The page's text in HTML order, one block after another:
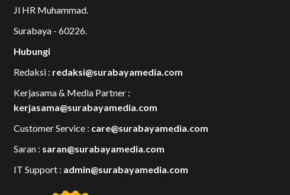
Jl HR Muhammad.
Surabaya - 60226.
Hubungi
Redaksi : redaksi@surabayamedia.com
Kerjasama & Media Partner :
kerjasama@surabayamedia.com
Customer Service : care@surabayamedia.com
Saran : saran@surabayamedia.com
IT Support : admin@surabayamedia.com